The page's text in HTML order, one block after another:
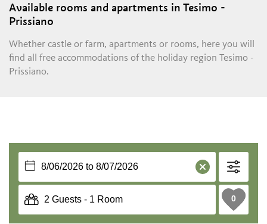
Available rooms and apartments in Tesimo -
Prissiano
Whether castle or farm, apartments or rooms, here you will
find all free accommodations of the holiday region Tesimo -
Prissiano.